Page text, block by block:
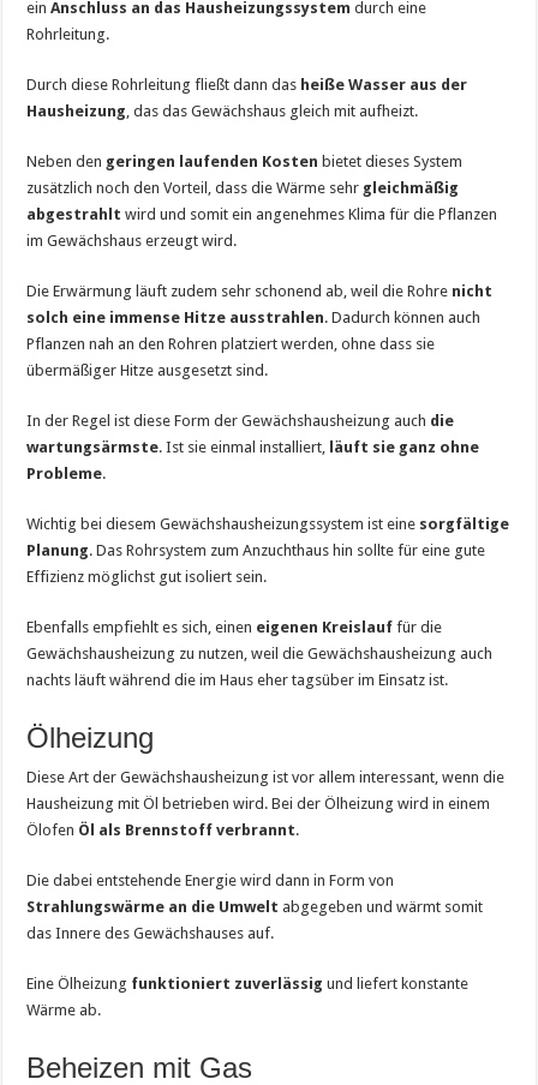
einAnschluss an das Hausheizungssystem durch eine
Rohrleitung.
Durch diese Rohrleitung fließt dann das heiße Wasser aus der
Hausheizung , das das Gewächshaus gleich mit aufheizt.
Neben den geringen laufenden Kosten bietet dieses System
zusätzlich noch den Vorteil, dass die Wärme sehr gleichmäßig
abgestrahlt wird und somit ein angenehmes Klima für die Pflanzen
im Gewächshaus erzeugt wird.
Die Erwärmung läuft zudem sehr schonend ab, weil die Rohre nicht
solch eine immense Hitze ausstrahlen. Dadurch können auch
Pflanzen nah an den Rohren platziert werden, ohne dass sie
übermäßiger Hitze ausgesetzt sind.
In der Regel ist diese Form der Gewächshausheizung auch die
wartungsärmste. Ist sie einmal installiert, läuft sie ganz ohne
Probleme.
Wichtig bei diesem Gewächshausheizungssystem ist eine sorgfältige
Planung. Das Rohrsystem zum Anzuchthaus hin sollte für eine gute
Effizienz möglichst gut isoliert sein.
Ebenfalls empfiehlt es sich, einen eigenen Kreislauf für die
Gewächshausheizung zu nutzen, weil die Gewächshausheizung auch
nachts läuft während die im Haus eher tagsüber im Einsatz ist.
Ölheizung
Diese Art der Gewächshausheizung ist vor allem interessant, wenn die
Hausheizung mit Öl betrieben wird. Bei der Ölheizung wird in einem
Ölofen Öl als Brennstoff verbrannt.
Die dabei entstehende Energie wird dann in Form von
Strahlungswärme an die Umwelt abgegeben und wärmt somit
das Innere des Gewächshauses auf.
Eine Ölheizung funktioniert zuverlässig und liefert konstante
Wärme ab.
Beheizen mit Gas